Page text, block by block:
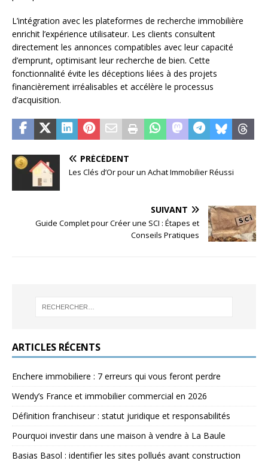
L’intégration avec les plateformes de recherche immobilière
enrichit l’expérience utilisateur. Les clients consultent
directement les annonces compatibles avec leur capacité
d’emprunt, optimisant leur recherche de bien. Cette
fonctionnalité évite les déceptions liées à des projets
financièrement irréalisables et accélère le processus
d’acquisition.
PRÉCÉDENT
Les Clés d’Or pour un Achat Immobilier Réussi
SUIVANT
Guide Complet pour Créer une SCI : Étapes et
Conseils Pratiques
ARTICLES RÉCENTS
Enchere immobiliere : 7 erreurs qui vous feront perdre
Wendy’s France et immobilier commercial en 2026
Définition franchiseur : statut juridique et responsabilités
Pourquoi investir dans une maison à vendre à La Baule
Basias Basol : identifier les sites pollués avant construction